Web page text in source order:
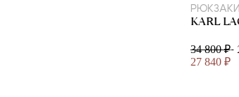
РЮКЗАКИ
KARL
34 800 ₽-
27 840 ₽